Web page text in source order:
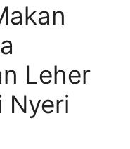
Leher
Nyeri